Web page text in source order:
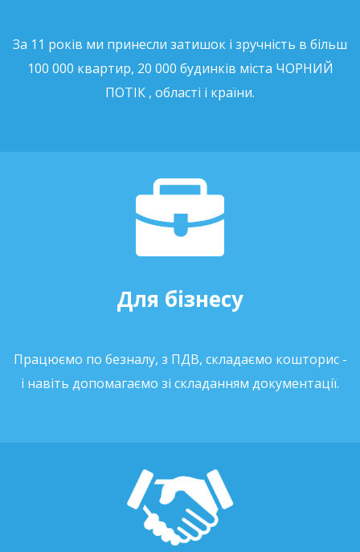
За 11 років ми принесли затишок і зручність в більш
100 000 квартир, 20 000 будинків міста ЧОРНИЙ
ПОТІК , області і країни.
Для бізнесу
Працюємо по безналу, з ПДВ, складаємо кошторис -
і навіть допомагаємо зі складанням документації.